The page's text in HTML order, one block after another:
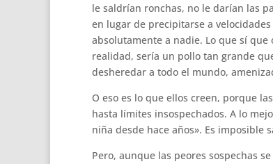
le saldrían ronchas, no le darían las
en lugar de precipitarse a
absolutamente a nadie. Lo que sí
realidad, sería un pollo tan grande
desheredar a todo el mundo,
O eso es lo que ellos creen, porque
hasta límites insospechados. A lo
niña desde hace años». Es imposible
Pero, aunque las peores sospechas